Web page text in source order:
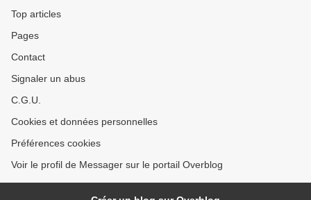
Top articles
Pages
Contact
Signaler un abus
C.G.U.
Cookies et données personnelles
Préférences cookies
Voir le profil de Messager sur le portail Overblog